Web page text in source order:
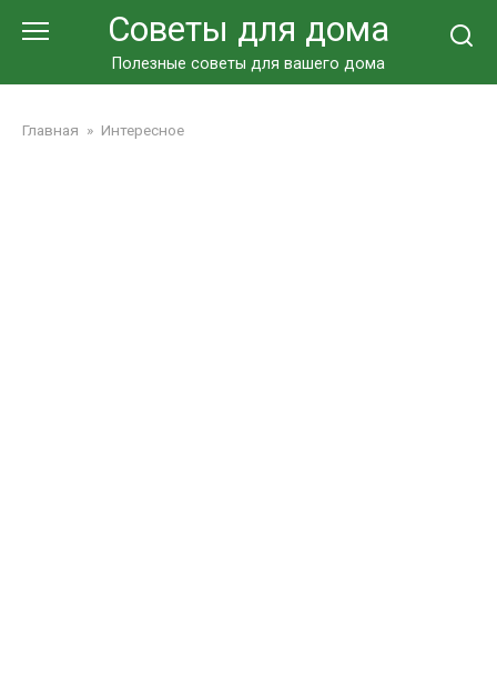
Советы для дома
Полезные советы для вашего дома
Главная » Интересное